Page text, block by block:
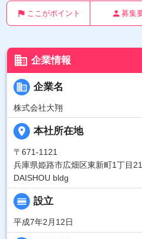
flag ここがポイント person 募集
business 企業情報
business 企業名
株式会社大翔
place 本社所在地
〒671-1121
兵庫県姫路市広畑区東新町1丁目
DAISHOU bldg
calendar_view_day 設立
平成7年2月12日